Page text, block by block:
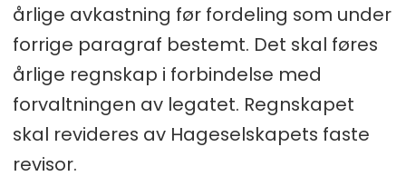
årlige avkastning før fordeling som under
forrige paragraf bestemt. Det skal føres
årlige regnskap i forbindelse med
forvaltningen av legatet. Regnskapet
skal revideres av Hageselskapets faste
revisor.